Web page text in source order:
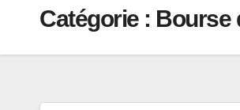
Catégorie : Bourse